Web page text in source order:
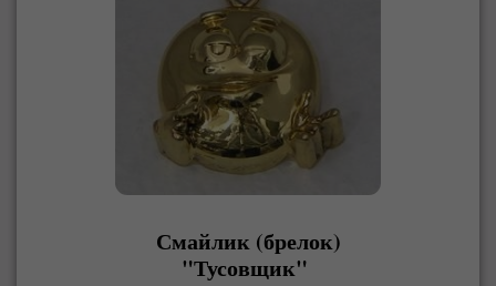
Смайлик (брелок)
"Тусовщик"